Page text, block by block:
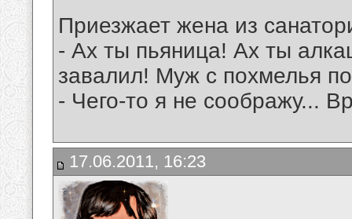
Приезжает жена из
- Ах ты пьяница! Ах ты
завалил! Муж с похмелья
- Чего-то я не соображу...
17.06.2011, 16:23